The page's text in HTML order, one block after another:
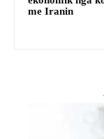
me Iranin